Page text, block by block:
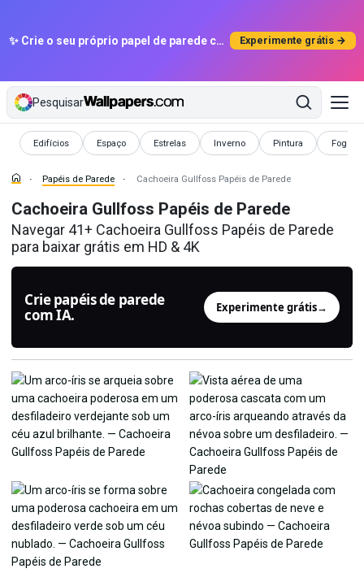
✨ Crie o seu próprio papel de parede com IA Experimente grátis →
Pesquisar
Edifícios
Papéis de ParedeEspaço
Papéis de ParedeEstrelas
Papéis de ParedeInverno
Papéis de ParedePintura
Papéis de Parede
Fogo
Papéis
Papéis de Parede Cachoeira Gullfoss Papéis de Parede
Cachoeira Gullfoss Papéis de Parede
Navegar 41+ Cachoeira Gullfoss Papéis de Parede
para baixar grátis em HD & 4K
Crie papéis de parede
com IA.
Experimente grátis→